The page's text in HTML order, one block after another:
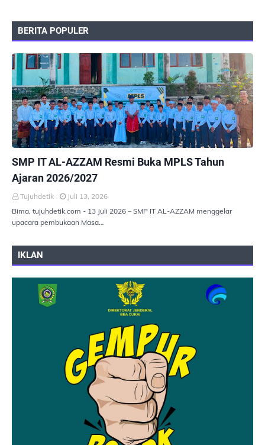
BERITA POPULER
SMP IT AL-AZZAM Resmi Buka MPLS Tahun
Ajaran 2026/2027
Tujuhdetik
Juli 13, 2026
Bima, tujuhdetik.com - 13 Juli 2026 – SMP IT AL-AZZAM menggelar
upacara pembukaan Masa…
IKLAN